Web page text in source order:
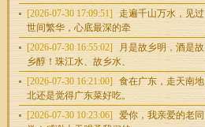
[2026-07-30 17:09:51]
走遍千山万水，见过
世间繁华，心底最深的牵
[2026-07-30 16:55:02]
月是故乡明，酒是故
乡醇！珠江水、故乡水、
[2026-07-30 16:21:00]
食在广东，走天南地
北还是觉得广东菜好吃。
[2026-07-30 10:23:06]
爱你，我亲爱的老同